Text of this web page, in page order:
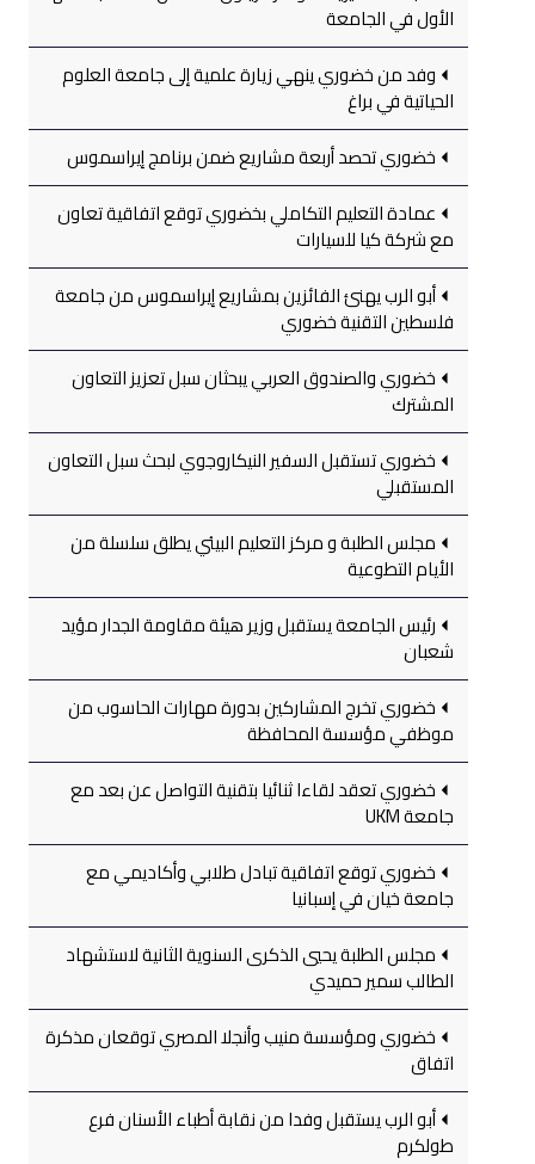
الأول في الجامعة
وفد من خضوري ينهي زيارة علمية إلى جامعة العلوم
الحياتية في براغ
خضوري تحصد أربعة مشاريع ضمن برنامج إيراسموس
عمادة التعليم التكاملي بخضوري توقع اتفاقية تعاون
مع شركة كيا للسيارات
أبو الرب يهنئ الفائزين بمشاريع إيراسموس من جامعة
فلسطين التقنية خضوري
خضوري والصندوق العربي يبحثان سبل تعزيز التعاون
المشترك
خضوري تستقبل السفير النيكاروجوي لبحث سبل التعاون
المستقبلي
مجلس الطلبة و مركز التعليم البيئي يطلق سلسلة من
الأيام التطوعية
رئيس الجامعة يستقبل وزير هيئة مقاومة الجدار مؤيد
شعبان
خضوري تخرج المشاركين بدورة مهارات الحاسوب من
موظفي مؤسسة المحافظة
خضوري تعقد لقاءا ثنائيا بتقنية التواصل عن بعد مع
جامعة UKM
خضوري توقع اتفاقية تبادل طلابي وأكاديمي مع
جامعة خيان في إسبانيا
مجلس الطلبة يحيي الذكرى السنوية الثانية لاستشهاد
الطالب سمير حميدي
خضوري ومؤسسة منيب وأنجلا المصري توقعان مذكرة
اتفاق
أبو الرب يستقبل وفدا من نقابة أطباء الأسنان فرع
طولكرم